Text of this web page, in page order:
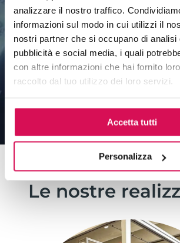
analizzare il nostro traffico.
informazioni sul modo in cui utilizzi il
nostri partner che si occupano di analisi
pubblicità e social media, i quali
con altre informazioni che hai fornito
raccolto dal tuo utilizzo dei loro servizi.
Accetta tutti
Personalizza
INVIA
Le nostre